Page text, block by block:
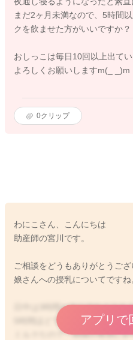
まだ2ヶ月未満なので、5時間
クを飲ませた方がいいですか？
おしっこは毎日10回以上出てい
よろしくお願いしますm(_ _)m
0クリップ
わにこさん、こんにちは
助産師の宮川です。
ご相談をどうもありがとうござ
娘さんへの授乳についてですね
日中は3時間おきに少なくとも
5時間ほどではあげていただけ
ミルクなので、間隔が夜間に6
アプリで